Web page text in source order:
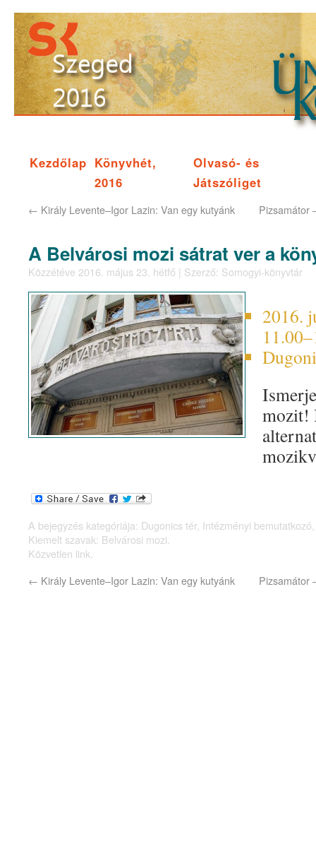
Kezdőlap Könyvhét,
2016
Olvasó- és
Játszóliget
← Király Levente–Igor Lazin: Van egy kutyánk Pizsamátor
A Belvárosi mozi sátrat ver a
Közzétéve 2016. május 23. hétfő | Szerző: Somogyi-könyvtár
2016.
mozit!
A bejegyzés kategóriája: Dugonics tér, Intézményi bemutatkozó
Kiemelt szavak: Belvárosi mozi.
Közvetlen link.
← Király Levente–Igor Lazin: Van egy kutyánk Pizsamátor